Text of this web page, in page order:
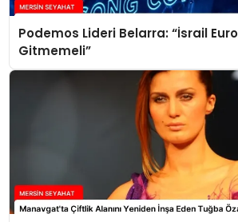
Podemos Lideri Belarra: “İsrail
Gitmemeli”